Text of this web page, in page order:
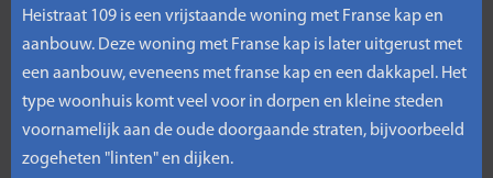
Heistraat 109 is een vrijstaande woning met Franse kap en
aanbouw. Deze woning met Franse kap is later uitgerust met
een aanbouw, eveneens met franse kap en een dakkapel. Het
type woonhuis komt veel voor in dorpen en kleine steden
voornamelijk aan de oude doorgaande straten, bijvoorbeeld
zogeheten "linten" en dijken.